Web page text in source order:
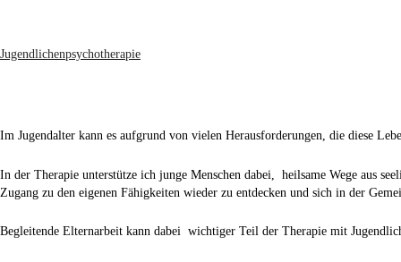
Jugendlichenpsychotherapie
Im Jugendalter kann es aufgrund von vielen Herausforderungen, die diese
In der Therapie unterstütze ich junge Menschen dabei, heilsame Wege aus
Zugang zu den eigenen Fähigkeiten wieder zu entdecken und sich in der
Begleitende Elternarbeit kann dabei wichtiger Teil der Therapie mit